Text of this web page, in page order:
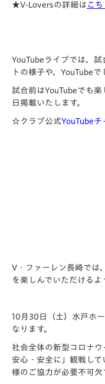
★V-Loversの詳細は こち
YouTubeライブでは、試
トの様子や、YouTube
試合前はYouTubeでも
日掲載いたします。
☆クラブ公式YouTubeチ
V・ファーレン長崎では
を楽しんでいただけるよ
10月30日（土）水戸ホ
なります。
社会全体の新型コロナ
安心・安全に」観戦し
様のご協力が必要不可欠